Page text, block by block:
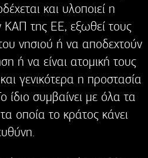
και υλοποιεί η
ΚΑΠ της ΕΕ, εξωθεί τους
νησιού ή να αποδεχτούν
ή να είναι ατομική τους
γενικότερα η προστασία
συμβαίνει με όλα τα
οποία το κράτος κάνει